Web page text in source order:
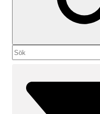
Visa
innehållsförteckning
Innehållsförteckningar